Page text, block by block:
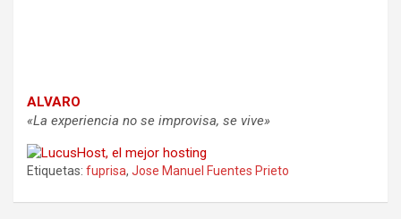
ALVARO
«La experiencia no se improvisa, se vive»
Etiquetas: fuprisa, Jose Manuel Fuentes Prieto